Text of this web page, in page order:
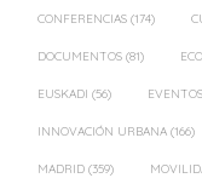
CONFERENCIAS (174)
DOCUMENTOS (81)
EUSKADI (56) EVENTOS
INNOVACIÓN URBANA (166)
MADRID (359)